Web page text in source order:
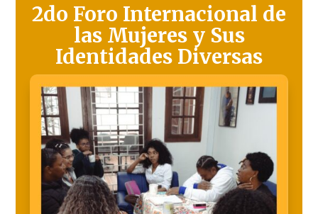
2do Foro Internacional de
las Mujeres y Sus
Identidades Diversas